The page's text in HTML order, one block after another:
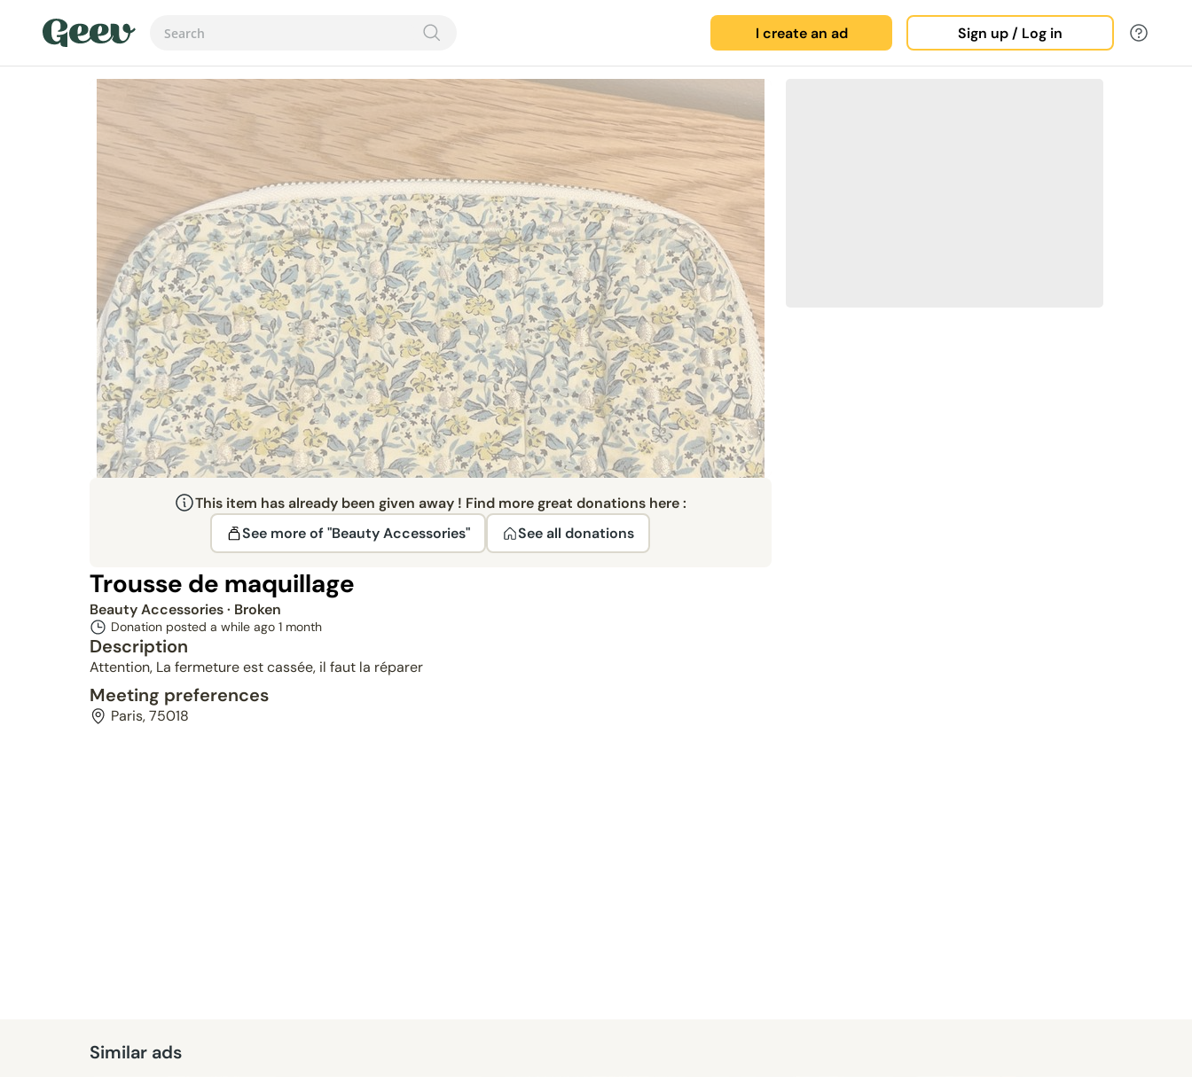
I create an ad Sign up / Log in
This item has already been given away ! Find more great donations here :
See more of "Beauty Accessories"
See all donations
Trousse de maquillage
Beauty Accessories· Broken
Donation posted a while ago 1 month
Description
Attention, La fermeture est cassée, il faut la réparer
Meeting preferences
Paris, 75018
Similar ads